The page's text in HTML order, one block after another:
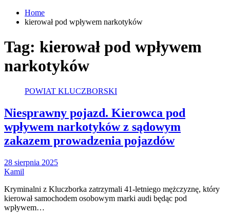
Home
kierował pod wpływem narkotyków
Tag: kierował pod wpływem
narkotyków
POWIAT KLUCZBORSKI
Niesprawny pojazd. Kierowca pod
wpływem narkotyków z sądowym
zakazem prowadzenia pojazdów
28 sierpnia 2025
Kamil
Kryminalni z Kluczborka zatrzymali 41-letniego mężczyznę, który
kierował samochodem osobowym marki audi będąc pod
wpływem…